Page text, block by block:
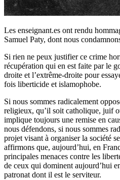
Les enseignant.es ont rendu
Samuel Paty, dont nous
Si rien ne peux justifier ce crime
récupération qui en est faite par le
droite et l’extrême-droite pour
fois liberticide et islamophobe.
Si nous sommes radicalement
religieux, qu’il soit catholique, juif
implique toujours une remise en
nous défendons, si nous sommes
projet visant à organiser la société
affirmons que, aujourd’hui, en
principales menaces contre les
de ceux qui dominent aujourd’hui
patronat dont il est le serviteur.